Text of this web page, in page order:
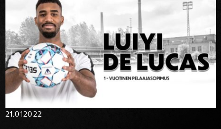
21.012022